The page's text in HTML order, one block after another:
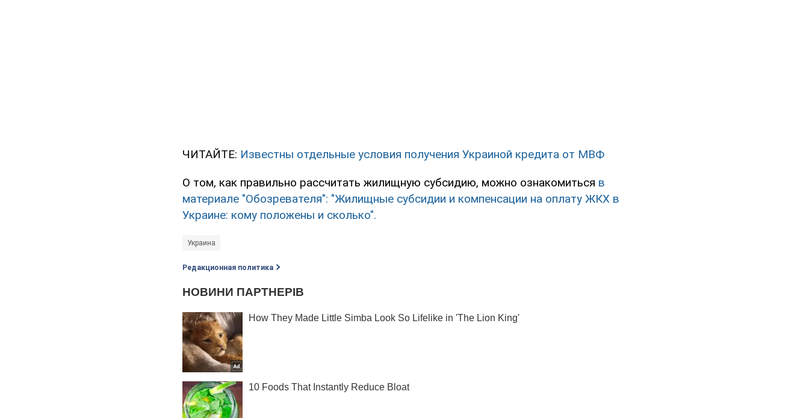
ЧИТАЙТЕ: Известны отдельные условия получения Украиной кредита от МВФ
О том, как правильно рассчитать жилищную субсидию, можно ознакомиться в
материале "Обозревателя": "Жилищные субсидии и компенсации на оплату ЖКХ в
Украине: кому положены и сколько".
Украина
Редакционная политика